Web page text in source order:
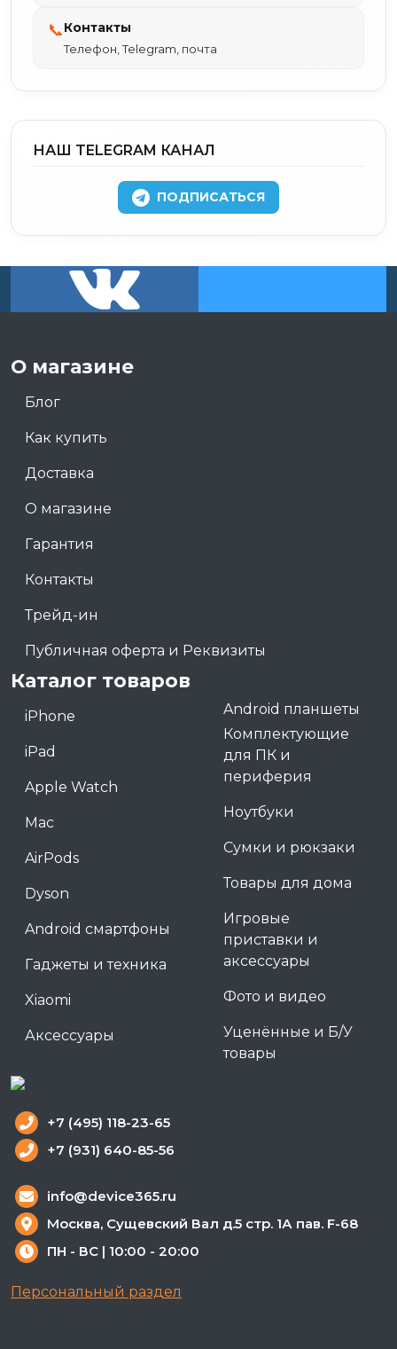
📞Контакты
Телефон, Telegram, почта
НАШ TELEGRAM КАНАЛ
ПОДПИСАТЬСЯ
О магазине
Блог
Как купить
Доставка
О магазине
Гарантия
Контакты
Трейд-ин
Публичная оферта и Реквизиты
Каталог товаров
iPhone
iPad
Apple Watch
Mac
AirPods
Dyson
Android смартфоны
Гаджеты и техника
Xiaomi
Аксессуары
Android планшеты
Комплектующие
для ПК и
периферия
Ноутбуки
Сумки и рюкзаки
Товары для дома
Игровые
приставки и
аксессуары
Фото и видео
Уценённые и Б/У
товары
+7 (495) 118-23-65
+7 (931) 640-85-56
info@device365.ru
Москва, Сущевский Вал д.5 стр. 1А пав. F-68
ПН - ВС | 10:00 - 20:00
Персональный раздел